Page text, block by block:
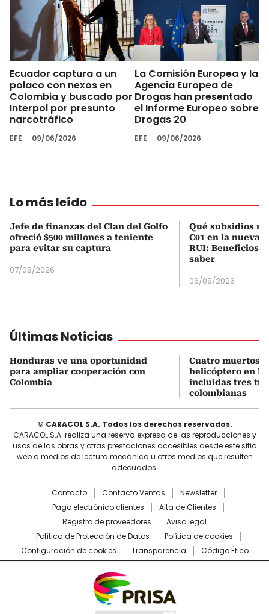
Ecuador captura a un
polaco con nexos en
Colombia y buscado por
Interpol por presunto
narcotráfico
EFE 09/06/2026
La Comisión Europea y la
Agencia Europea de
Drogas han presentado
el Informe Europeo sobre
Drogas 20
EFE 09/06/2026
Lo más leído
Jefe de finanzas del Clan del Golfo
ofreció $500 millones a teniente
para evitar su captura
07/08/2026
Qué subsidios
C01 en la nueva
RUI: Beneficios
saber
06/08/2026
Últimas Noticias
Honduras ve una oportunidad
para ampliar cooperación con
Colombia
Cuatro muertos
helicóptero en
incluidas tres
colombianas
© CARACOL S.A. Todos los derechos reservados.
CARACOL S.A. realiza una reserva expresa de las reproducciones y
usos de las obras y otras prestaciones accesibles desde este sitio
web a medios de lectura mecánica u otros medios que resulten
adecuados.
Contacto Contacto Ventas
Newsletter
Pago electrónico clientes
Alta de Clientes
Registro de proveedores
Aviso legal
Política de Protección de Datos
Política de cookies
Configuración de cookies
Transparencia Código Ético